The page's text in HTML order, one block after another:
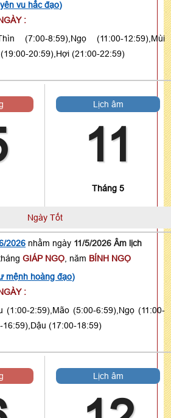
vu hắc đạo)
:
(7:00-8:59),Ngọ (11:00-12:59),Mùi
20:59),Hợi (21:00-22:59)
Lịch âm
11
Tháng 5
Ngày Tốt
2026 nhằm ngày 11/5/2026 Âm lịch
tháng GIÁP NGỌ , năm BÍNH NGỌ
mệnh hoàng đạo)
:
(1:00-2:59),Mão (5:00-6:59),Ngọ (11:00-
(17:00-18:59)
Lịch âm